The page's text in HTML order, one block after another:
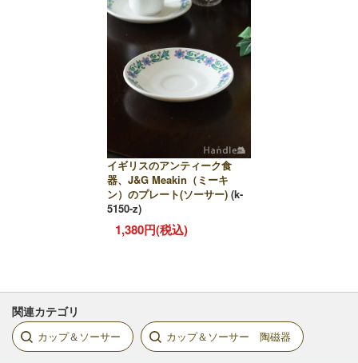
イギリスのアンティーク食
器、J&G Meakin（ミーキ
ン）のプレート(ソーサー) (k-
5150-z)
1,380円(税込)
関連カテゴリ
カップ＆ソーサー カップ＆ソーサー 陶磁器